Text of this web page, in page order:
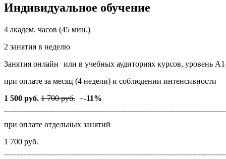
Индивидуальное обучение
4 академ. часов (45 мин.)
2 занятия в неделю
Занятия онлайн
или в учебных аудиториях курсов, уровень
при оплате за месяц (4 недели) и соблюдении интенсивности
1 500 руб. 1 700 руб. −-11%
при оплате отдельных занятий
1 700 руб.